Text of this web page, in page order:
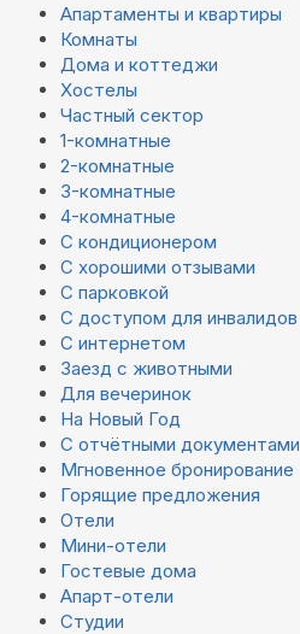
Апартаменты и квартиры
Комнаты
Дома и коттеджи
Хостелы
Частный сектор
1-комнатные
2-комнатные
3-комнатные
4-комнатные
С кондиционером
С хорошими отзывами
С парковкой
С доступом для инвалидов
С интернетом
Заезд с животными
Для вечеринок
На Новый Год
С отчётными документами
Мгновенное бронирование
Горящие предложения
Отели
Мини-отели
Гостевые дома
Апарт-отели
Студии